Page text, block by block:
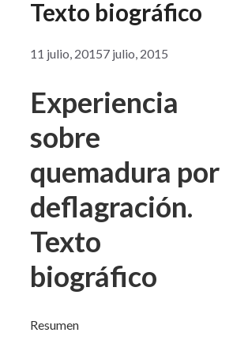
Texto biográfico
11 julio, 20157 julio, 2015
Experiencia
sobre
quemadura por
deflagración.
Texto
biográfico
Resumen